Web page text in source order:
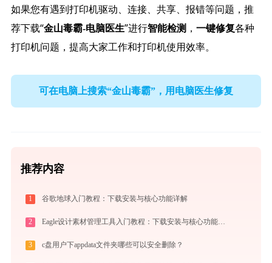
如果您有遇到打印机驱动、连接、共享、报错等问题，推
荐下载“金山毒霸-电脑医生”进行智能检测， 一键修复各种
打印机问题，提高大家工作和打印机使用效率。
可在电脑上搜索“金山毒霸”，用电脑医生修复
推荐内容
1 谷歌地球入门教程：下载安装与核心功能详解
2 Eagle设计素材管理工具入门教程：下载安装与核心功能详解
3 c盘用户下appdata文件夹哪些可以安全删除？